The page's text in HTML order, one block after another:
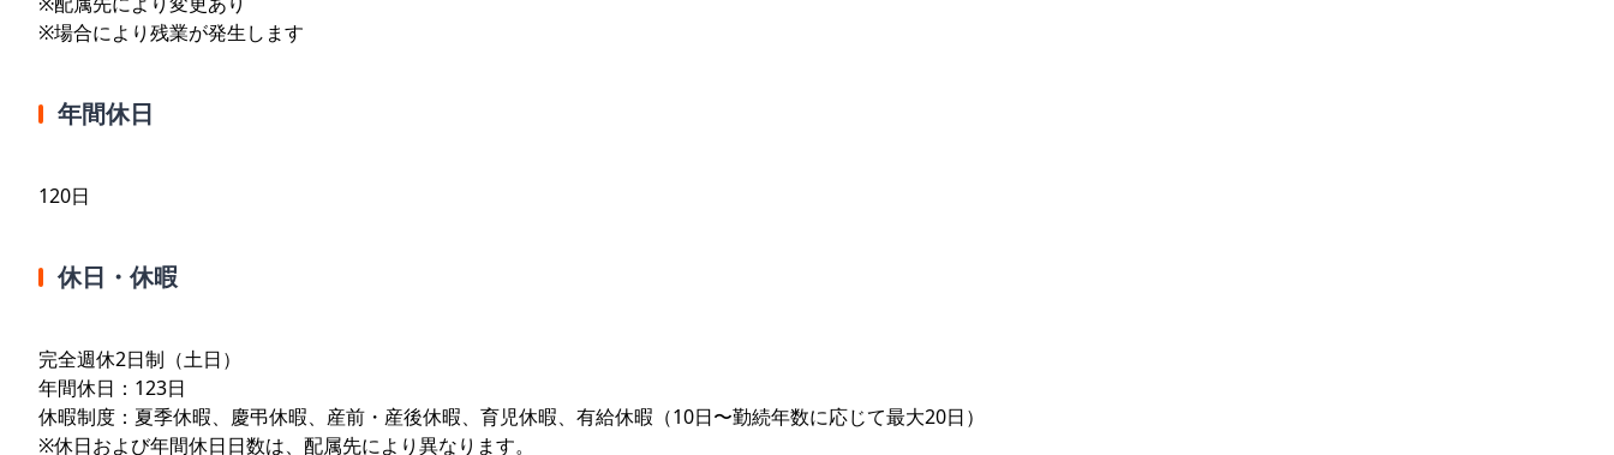
※場合により残業が発生します
年間休日
120日
休日・休暇
完全週休2日制（土日）
年間休日：123日
休暇制度：夏季休暇、慶弔休暇、産前・産後休暇、育児休暇、有給休暇（10日〜勤続年数に応じて最大20日）
※休日および年間休日日数は、配属先により異なります。